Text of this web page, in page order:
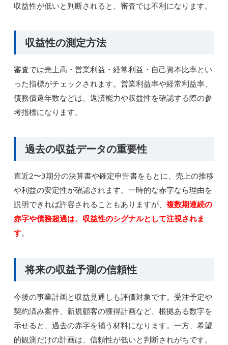
収益性が低いと判断されると、審査では不利になります。
収益性の測定方法
審査では売上高・営業利益・経常利益・自己資本比率とい
った指標がチェックされます。営業利益率や経常利益率、
債務償還年数などは、返済能力や収益性を確認する際の参
考指標になります。
過去の収益データの重要性
直近2〜3期分の決算書や確定申告書をもとに、売上の推移
や利益の安定性が確認されます。一時的な赤字なら理由を
説明できれば許容されることもありますが、複数期連続の
赤字や債務超過は、収益性のシグナルとして注視されま
す。
将来の収益予測の信頼性
今後の事業計画と収益見通しも評価対象です。受注予定や
契約済み案件、新規顧客の獲得計画など、根拠ある数字を
示せると、過去の赤字を補う材料になります。一方、希望
的観測だけの計画は、信頼性が低いと判断されがちです。